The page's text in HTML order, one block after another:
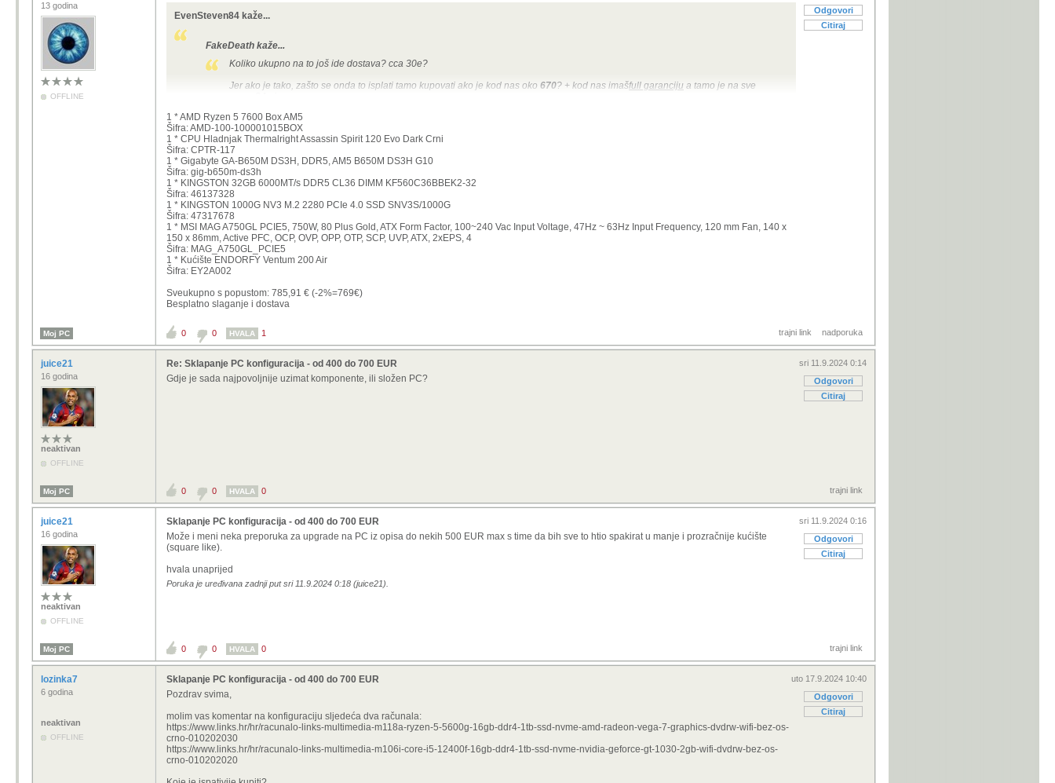
13 godina
OFFLINE
Odgovori
Citiraj
EvenSteven84 kaže...
FakeDeath kaže...
Koliko ukupno na to još ide dostava? cca 30e?
Jer ako je tako, zašto se onda to isplati tamo kupovati ako je kod nas oko 670? + kod nas imašfull garanciju a tamo je na sve
Može i sve iz Hrvatske, dapače.
Kad sam jučer uspoređivao cijene, činilo mi se da bih uštedio oko €100 pa bi mi se isplatilo. Vidim sad da se nađe i kod nas za u redu
cijenu tako da ću naručiti tu.
Sviđa mi se sve ovo što si stavio.
Koje kućište bi išlo dobro s tim i je li potrebno uzeti još koji case fan? Nije mi bitno kako sve izgleda, samo da je neupadljivo (bez RGB).
Budžet 75-100 € za to.
1 * AMD Ryzen 5 7600 Box AM5
Šifra: AMD-100-100001015BOX
1 * CPU Hladnjak Thermalright Assassin Spirit 120 Evo Dark Crni
Šifra: CPTR-117
1 * Gigabyte GA-B650M DS3H, DDR5, AM5 B650M DS3H G10
Šifra: gig-b650m-ds3h
1 * KINGSTON 32GB 6000MT/s DDR5 CL36 DIMM KF560C36BBEK2-32
Šifra: 46137328
1 * KINGSTON 1000G NV3 M.2 2280 PCIe 4.0 SSD SNV3S/1000G
Šifra: 47317678
1 * MSI MAG A750GL PCIE5, 750W, 80 Plus Gold, ATX Form Factor, 100~240 Vac Input Voltage, 47Hz ~ 63Hz Input Frequency, 120 mm Fan, 140 x
150 x 86mm, Active PFC, OCP, OVP, OPP, OTP, SCP, UVP, ATX, 2xEPS, 4
Šifra: MAG_A750GL_PCIE5
1 * Kućište ENDORFY Ventum 200 Air
Šifra: EY2A002
Sveukupno s popustom: 785,91 € (-2%=769€)
Besplatno slaganje i dostava
Moj PC trajni link nadporuka
0 0 HVALA 1
juice21
16 godina
neaktivan
OFFLINE
sri 11.9.2024 0:14
Odgovori
Citiraj
Re: Sklapanje PC konfiguracija - od 400 do 700 EUR
Gdje je sada najpovoljnije uzimat komponente, ili složen PC?
Moj PC trajni link
0 0 HVALA 0
juice21
16 godina
neaktivan
OFFLINE
sri 11.9.2024 0:16
Odgovori
Citiraj
Sklapanje PC konfiguracija - od 400 do 700 EUR
Može i meni neka preporuka za upgrade na PC iz opisa do nekih 500 EUR max s time da bih sve to htio spakirat u manje i prozračnije kućište
(square like).
hvala unaprijed
Poruka je uređivana zadnji put sri 11.9.2024 0:18 (juice21).
Moj PC trajni link
0 0 HVALA 0
lozinka7
6 godina
neaktivan
OFFLINE
uto 17.9.2024 10:40
Odgovori
Citiraj
Sklapanje PC konfiguracija - od 400 do 700 EUR
Pozdrav svima,
molim vas komentar na konfiguraciju sljedeća dva računala:
https://www.links.hr/hr/racunalo-links-multimedia-m118a-ryzen-5-5600g-16gb-ddr4-1tb-ssd-nvme-amd-radeon-vega-7-graphics-dvdrw-wifi-bez-os-
crno-010202030
https://www.links.hr/hr/racunalo-links-multimedia-m106i-core-i5-12400f-16gb-ddr4-1tb-ssd-nvme-nvidia-geforce-gt-1030-2gb-wifi-dvdrw-bez-os-
crno-010202020